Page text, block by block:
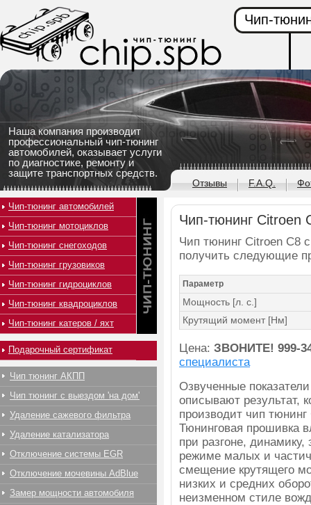
Наша компания производит
профессиональный чип-тюнинг
автомобилей, оказывает услуги
по диагностике, ремонту и
защите транспортных средств.
Чип-
Отзывы F.A.Q.
Чип-тюнинг Citroen
Чип тюнинг Citroen C8
получить следующие
Параметр
Мощность [л. с.]
Крутящий момент [Нм]
Цена: ЗВОНИТЕ! 999-
специалиста
Озвученные
описывают результат,
производит чип
Тюнинговая прошивка
при разгоне, динамику,
режиме малых и
смещение крутящего
низких и средних
неизменном стиле
Чип-тюнинг автомобилей
Чип-тюнинг мотоциклов
Чип-тюнинг снегоходов
Чип-тюнинг грузовиков
Чип-тюнинг гидроциклов
Чип-тюнинг квадроциклов
Чип-тюнинг катеров / яхт
Подарочный сертификат
Чип тюнинг АКПП
Чип тюнинг с выездом 'на дом'
Удаление сажевого фильтра
Удаление катализатора
Отключение системы EGR
Отключение мочевины AdBlue
Замер мощности автомобиля